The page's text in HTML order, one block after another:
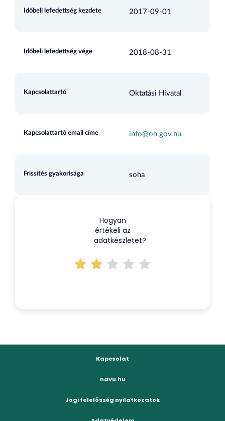
Időbeli lefedettség kezdete 2017-09-01
Időbeli lefedettség vége 2018-08-31
Kapcsolattartó Oktatási Hivatal
Kapcsolattartó email címe info@oh.gov.hu
Frissítés gyakorisága soha
Hogyan
értékeli az
adatkészletet?
Kapcsolat
navu.hu
Jogi felelősség nyilatkozatok